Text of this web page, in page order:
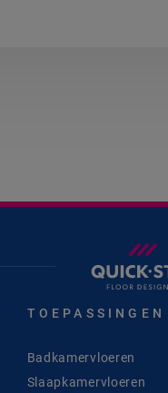
TOEPASSINGEN
Badkamervloeren
Slaapkamervloeren